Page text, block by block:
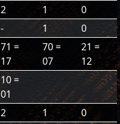
2 1
0
- 1
0
71 =
17
70 =
07
21 =
12
10 =
01
2 1
0